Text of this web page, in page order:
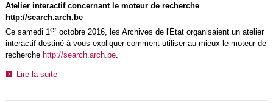
Atelier interactif concernant le moteur de recherche
http://search.arch.be
Ce samedi 1 er octobre 2016, les Archives de l'État organisaient un atelier
interactif destiné à vous expliquer comment utiliser au mieux le moteur de
recherche http://search.arch.be.
Lire la suite